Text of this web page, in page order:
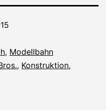
, Modellbahn
, Konstruktion,